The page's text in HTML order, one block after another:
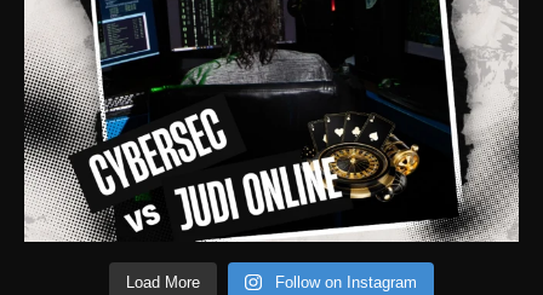
Load More Follow on Instagram